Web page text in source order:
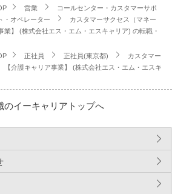
営業
コールセンター・カスタマーサポ
・オペレーター
カスタマーサクセス（マネー
業】 (株式会社エス・エム・エスキャリア) の転職・
正社員 正社員(東京都)
カスタマー
【介護キャリア事業】 (株式会社エス・エム・エスキ
のイーキャリアトップへ